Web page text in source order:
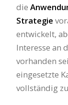
die
Strategie
entwickelt,
Interesse an
vorhanden
eingesetzte
vollständig